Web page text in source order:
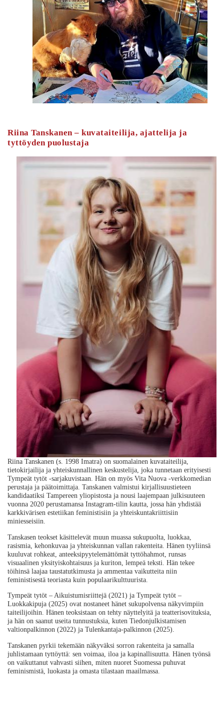
Riina Tanskanen – kuvataiteilija, ajattelija ja
tyttöyden puolustaja
Riina Tanskanen (s. 1998 Imatra) on suomalainen kuvataiteilija,
tietokirjailija ja yhteiskunnallinen keskustelija, joka tunnetaan erityisesti
Tympeät tytöt -sarjakuvistaan. Hän on myös Vita Nuova -verkkomedian
perustaja ja päätoimittaja. Tanskanen valmistui kirjallisuustieteen
kandidaatiksi Tampereen yliopistosta ja nousi laajempaan julkisuuteen
vuonna 2020 perustamansa Instagram-tilin kautta, jossa hän yhdistää
karkkivärisen estetiikan feministisiin ja yhteiskuntakriittisiin
miniesseisiin.
Tanskasen teokset käsittelevät muun muassa sukupuolta, luokkaa,
rasismia, kehonkuvaa ja yhteiskunnan vallan rakenteita. Hänen tyyliinsä
kuuluvat rohkeat, anteeksipyytelemättömät tyttöhahmot, runsas
visuaalinen yksityiskohtaisuus ja kuriton, lempeä teksti. Hän tekee
töihinsä laajaa taustatutkimusta ja ammentaa vaikutteita niin
feministisestä teoriasta kuin populaarikulttuurista.
Tympeät tytöt – Aikuistumisriittejä (2021) ja Tympeät tytöt –
Luokkakipuja (2025) ovat nostaneet hänet sukupolvensa näkyvimpiin
taiteilijoihin. Hänen teoksistaan on tehty näyttelyitä ja teatterisovituksia,
ja hän on saanut useita tunnustuksia, kuten Tiedonjulkistamisen
valtionpalkinnon (2022) ja Tulenkantaja-palkinnon (2025).
Tanskanen pyrkii tekemään näkyväksi sorron rakenteita ja samalla
juhlistamaan tyttöyttä: sen voimaa, iloa ja kapinallisuutta. Hänen työnsä
on vaikuttanut vahvasti siihen, miten nuoret Suomessa puhuvat
feminismistä, luokasta ja omasta tilastaan maailmassa.